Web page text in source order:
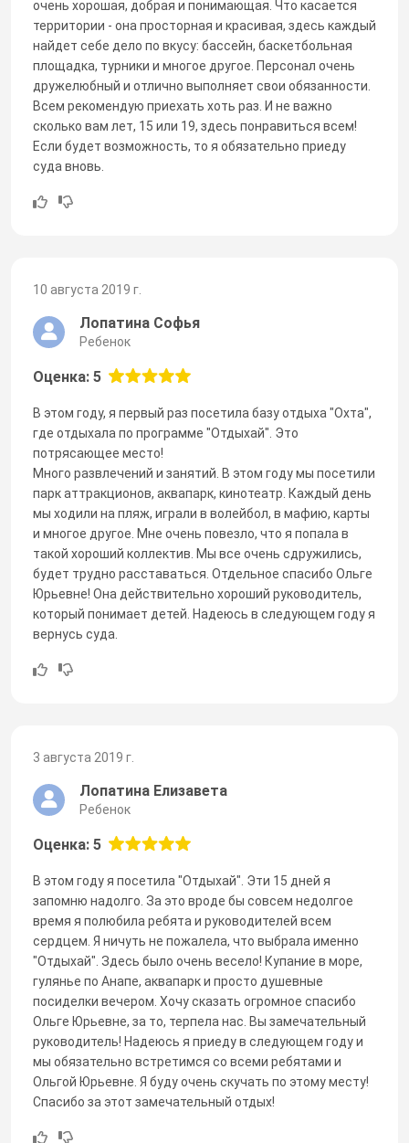
очень хорошая, добрая и понимающая. Что касается
территории - она просторная и красивая, здесь каждый
найдет себе дело по вкусу: бассейн, баскетбольная
площадка, турники и многое другое. Персонал очень
дружелюбный и отлично выполняет свои обязанности.
Всем рекомендую приехать хоть раз. И не важно
сколько вам лет, 15 или 19, здесь понравиться всем!
Если будет возможность, то я обязательно приеду
суда вновь.
10 августа 2019 г.
Лопатина Софья
Ребенок
Оценка: 5
В этом году, я первый раз посетила базу отдыха "Охта",
где отдыхала по программе "Отдыхай". Это
потрясающее место!
Много развлечений и занятий. В этом году мы посетили
парк аттракционов, аквапарк, кинотеатр. Каждый день
мы ходили на пляж, играли в волейбол, в мафию, карты
и многое другое. Мне очень повезло, что я попала в
такой хороший коллектив. Мы все очень сдружились,
будет трудно расставаться. Отдельное спасибо Ольге
Юрьевне! Она действительно хороший руководитель,
который понимает детей. Надеюсь в следующем году я
вернусь суда.
3 августа 2019 г.
Лопатина Елизавета
Ребенок
Оценка: 5
В этом году я посетила "Отдыхай". Эти 15 дней я
запомню надолго. За это вроде бы совсем недолгое
время я полюбила ребята и руководителей всем
сердцем. Я ничуть не пожалела, что выбрала именно
"Отдыхай". Здесь было очень весело! Купание в море,
гулянье по Анапе, аквапарк и просто душевные
посиделки вечером. Хочу сказать огромное спасибо
Ольге Юрьевне, за то, терпела нас. Вы замечательный
руководитель! Надеюсь я приеду в следующем году и
мы обязательно встретимся со всеми ребятами и
Ольгой Юрьевне. Я буду очень скучать по этому месту!
Спасибо за этот замечательный отдых!